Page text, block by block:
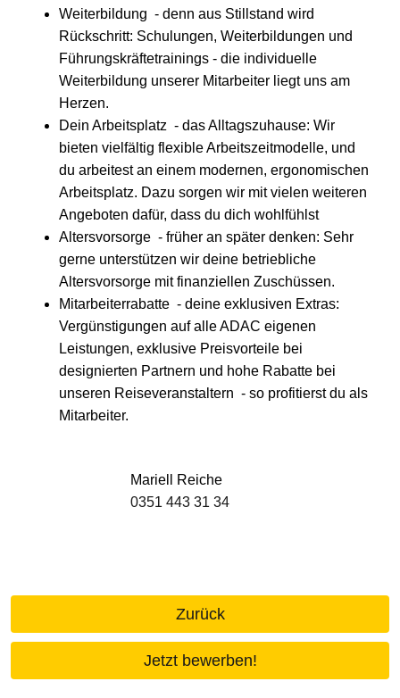
Weiterbildung - denn aus Stillstand wird
Rückschritt: Schulungen, Weiterbildungen und
Führungskräftetrainings - die individuelle
Weiterbildung unserer Mitarbeiter liegt uns am
Herzen.
Dein Arbeitsplatz - das Alltagszuhause: Wir
bieten vielfältig flexible Arbeitszeitmodelle, und
du arbeitest an einem modernen, ergonomischen
Arbeitsplatz. Dazu sorgen wir mit vielen weiteren
Angeboten dafür, dass du dich wohlfühlst
Altersvorsorge - früher an später denken: Sehr
gerne unterstützen wir deine betriebliche
Altersvorsorge mit finanziellen Zuschüssen.
Mitarbeiterrabatte - deine exklusiven Extras:
Vergünstigungen auf alle ADAC eigenen
Leistungen, exklusive Preisvorteile bei
designierten Partnern und hohe Rabatte bei
unseren Reiseveranstaltern - so profitierst du als
Mitarbeiter.
Mariell Reiche
0351 443 31 34
Zurück
Jetzt bewerben!